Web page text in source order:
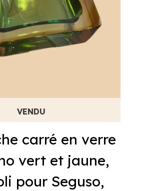
carré en verre
vert et jaune,
pour Seguso,